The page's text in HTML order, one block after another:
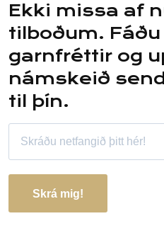
Ekki missa af
tilboðum.
garnfréttir og
námskeið
til þín.
Skrá mig!